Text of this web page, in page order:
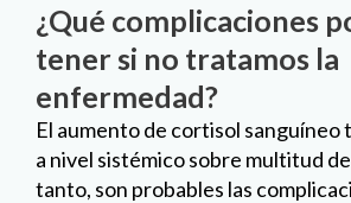
¿Qué complicaciones
tener si no tratamos la
enfermedad?
El aumento de cortisol sanguíneo
a nivel sistémico sobre multitud
tanto, son probables las